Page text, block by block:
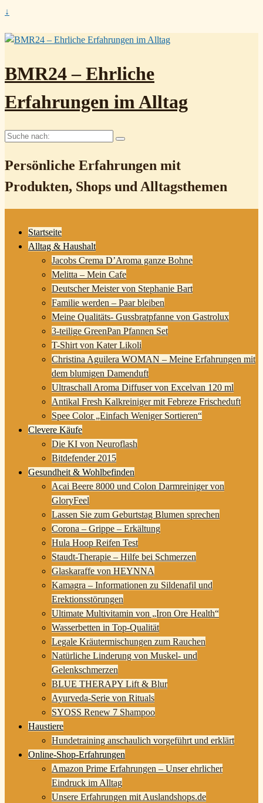
↓
BMR24 – Ehrliche
Erfahrungen im Alltag
Suche
Persönliche Erfahrungen mit
Produkten, Shops und Alltagsthemen
Startseite
Alltag & Haushalt
Jacobs Crema D’Aroma ganze Bohne
Melitta – Mein Cafe
Deutscher Meister von Stephanie Bart
Familie werden – Paar bleiben
Meine Qualitäts- Gussbratpfanne von Gastrolux
3-teilige GreenPan Pfannen Set
T-Shirt von Kater Likoli
Christina Aguilera WOMAN – Meine Erfahrungen mit
dem blumigen Damenduft
Ultraschall Aroma Diffuser von Excelvan 120 ml
Antikal Fresh Kalkreiniger mit Febreze Frischeduft
Spee Color „Einfach Weniger Sortieren“
Clevere Käufe
Die KI von Neuroflash
Bitdefender 2015
Gesundheit & Wohlbefinden
Acai Beere 8000 und Colon Darmreiniger von
GloryFeel
Lassen Sie zum Geburtstag Blumen sprechen
Corona – Grippe – Erkältung
Hula Hoop Reifen Test
Staudt-Therapie – Hilfe bei Schmerzen
Glaskaraffe von HEYNNA
Kamagra – Informationen zu Sildenafil und
Erektionsstörungen
Ultimate Multivitamin von „Iron Ore Health“
Wasserbetten in Top-Qualität
Legale Kräutermischungen zum Rauchen
Natürliche Linderung von Muskel- und
Gelenkschmerzen
BLUE THERAPY Lift & Blur
Ayurveda-Serie von Rituals
SYOSS Renew 7 Shampoo
Haustiere
Hundetraining anschaulich vorgeführt und erklärt
Online-Shop-Erfahrungen
Amazon Prime Erfahrungen – Unser ehrlicher
Eindruck im Alltag
Unsere Erfahrungen mit Auslandshops.de